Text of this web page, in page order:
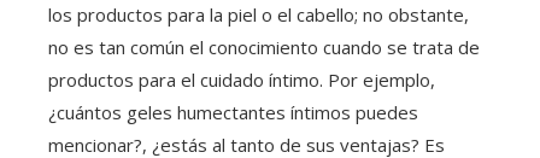
los productos para la piel o el cabello; no obstante,
no es tan común el conocimiento cuando se trata de
productos para el cuidado íntimo. Por ejemplo,
¿cuántos geles humectantes íntimos puedes
mencionar?, ¿estás al tanto de sus ventajas? Es